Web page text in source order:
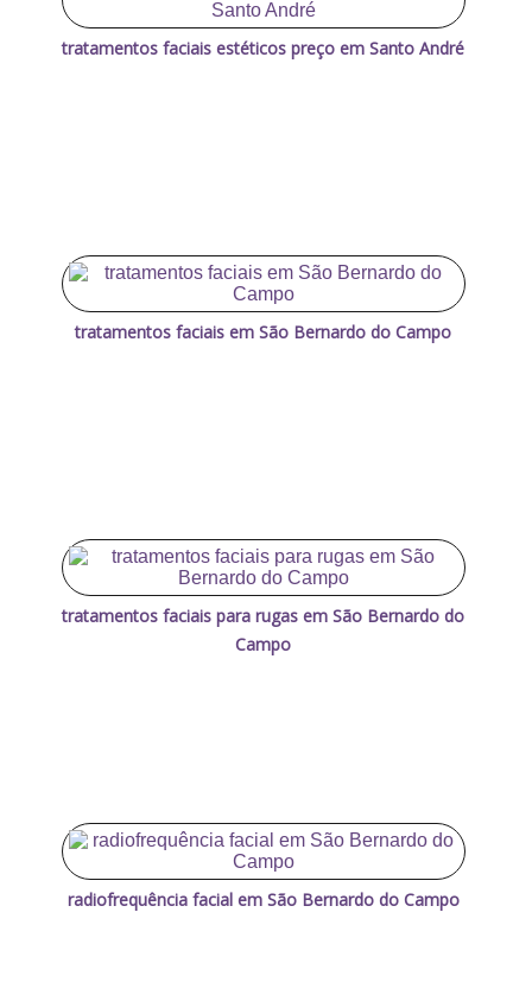
tratamentos faciais estéticos preço em Santo André
tratamentos faciais em São Bernardo do Campo
tratamentos faciais para rugas em São Bernardo do
Campo
radiofrequência facial em São Bernardo do Campo